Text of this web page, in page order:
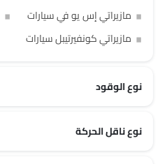
مازيراتي إس يو في سيارات
مازيراتي كونفيرتيبل سيارات
نوع الوقود
نوع ناقل الحركة